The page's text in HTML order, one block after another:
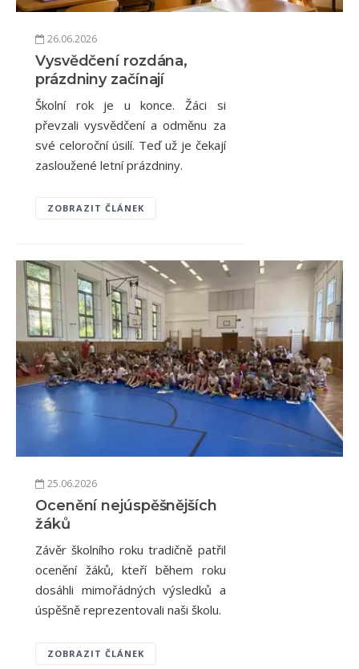
26.06.2026
Vysvědčení rozdána,
prázdniny začínají
Školní rok je u konce. Žáci si
převzali vysvědčení a odměnu za
své celoroční úsilí. Teď už je čekají
zasloužené letní prázdniny.
ZOBRAZIT ČLÁNEK
25.06.2026
Ocenění nejúspěšnějších
žáků
Závěr školního roku tradičně patřil
ocenění žáků, kteří během roku
dosáhli mimořádných výsledků a
úspěšně reprezentovali naši školu.
ZOBRAZIT ČLÁNEK